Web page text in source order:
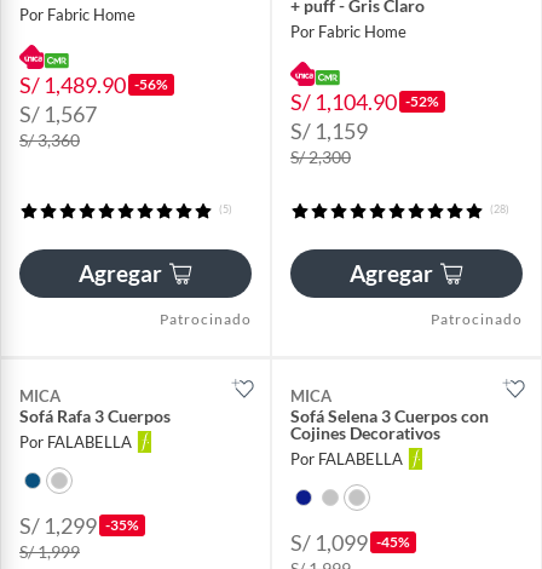
Por Fabric Home
S/ 1,489.90 -56%
S/ 1,567
S/ 3,360
(5)
Agregar
Patrocinado
+ puff - Gris Claro
Por Fabric Home
S/ 1,104.90 -52%
S/ 1,159
S/ 2,300
(28)
Agregar
Patrocinado
MICA
Sofá Rafa 3 Cuerpos
Por FALABELLA
S/ 1,299 -35%
S/ 1,999
MICA
Sofá Selena 3 Cuerpos con
Cojines Decorativos
Por FALABELLA
S/ 1,099 -45%